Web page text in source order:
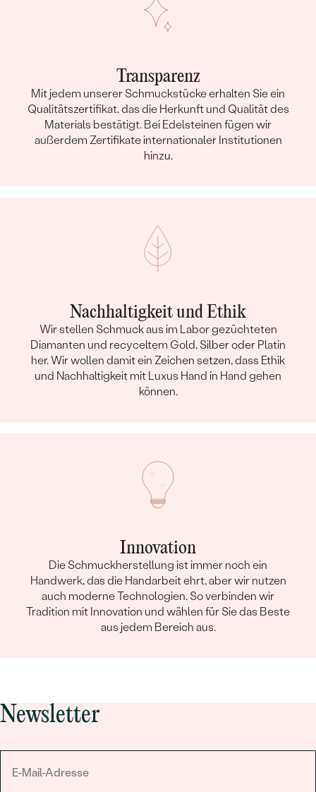
Transparenz
Mit jedem unserer Schmuckstücke erhalten Sie ein
Qualitätszertifikat, das die Herkunft und Qualität des
Materials bestätigt. Bei Edelsteinen fügen wir
außerdem Zertifikate internationaler Institutionen
hinzu.
Nachhaltigkeit und Ethik
Wir stellen Schmuck aus im Labor gezüchteten
Diamanten und recyceltem Gold, Silber oder Platin
her. Wir wollen damit ein Zeichen setzen, dass Ethik
und Nachhaltigkeit mit Luxus Hand in Hand gehen
können.
Innovation
Die Schmuckherstellung ist immer noch ein
Handwerk, das die Handarbeit ehrt, aber wir nutzen
auch moderne Technologien. So verbinden wir
Tradition mit Innovation und wählen für Sie das Beste
aus jedem Bereich aus.
Newsletter